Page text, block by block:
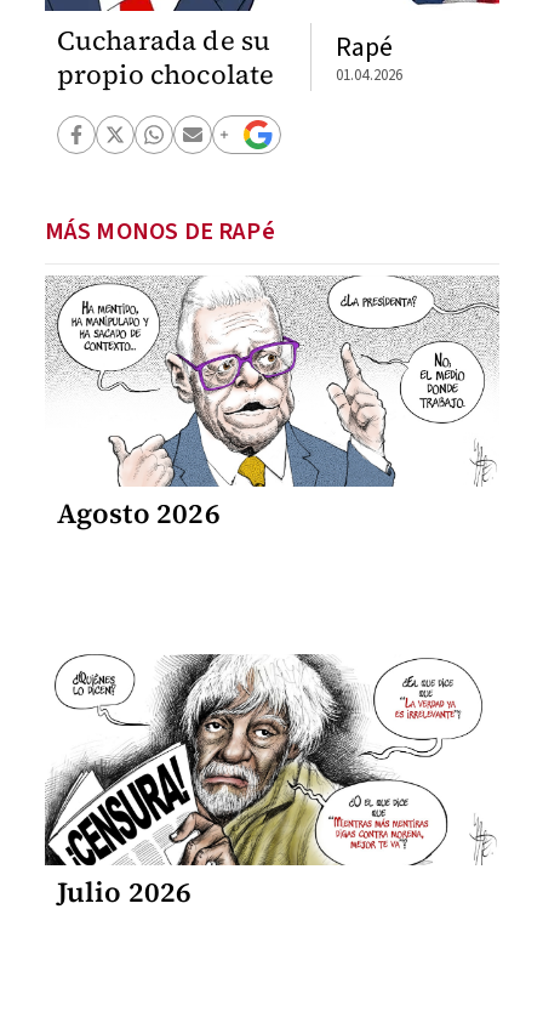
Cucharada de su
propio chocolate
Rapé
01.04.2026
MÁS MONOS DE RAPé
Agosto 2026
Julio 2026